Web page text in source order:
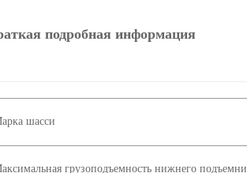
подробная информация
шасси
грузоподъемность нижнего